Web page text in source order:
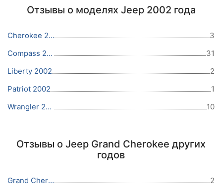
Отзывы о моделях Jeep 2002 года
Cherokee 2002
3
Compass 2002
31
Liberty 2002
2
Patriot 2002
1
Wrangler 2002
10
Отзывы о Jeep Grand Cherokee других
годов
Grand Cherokee 2021
2